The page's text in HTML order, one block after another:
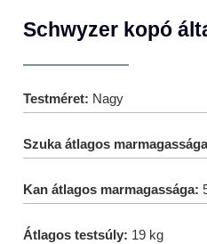
Schwyzer kopó
Testméret: Nagy
Szuka átlagos
Kan átlagos marmagassága:
Átlagos testsúly: 19 kg